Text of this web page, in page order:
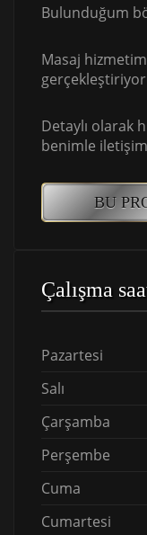
Bulunduğum
Masaj
Detaylı olarak
benimle
BU
Çalışma
Pazartesi
Salı
Çarşamba
Perşembe
Cuma
Cumartesi